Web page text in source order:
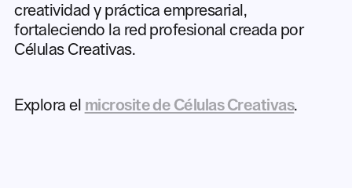
creatividad y práctica empresarial,
fortaleciendo la red profesional creada por
Células Creativas.
Explora el microsite de Células Creativas.